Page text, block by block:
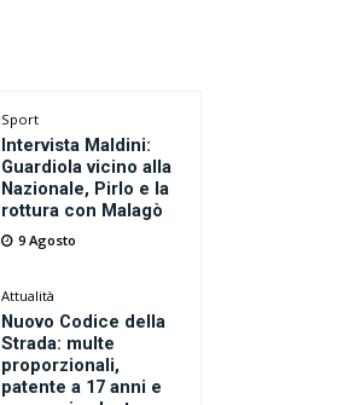
Sport
Intervista Maldini:
Guardiola vicino alla
Nazionale, Pirlo e la
rottura con Malagò
9 Agosto
Attualità
Nuovo Codice della
Strada: multe
proporzionali,
patente a 17 anni e